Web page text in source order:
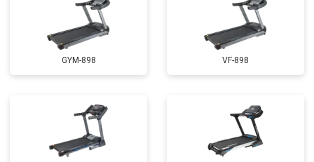
GYM-898 VF-898